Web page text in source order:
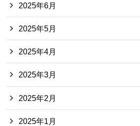
2025年6月
2025年5月
2025年4月
2025年3月
2025年2月
2025年1月